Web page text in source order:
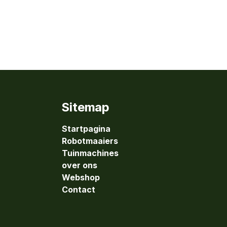
Sitemap
Startpagina
Robotmaaiers
Tuinmachines
over ons
Webshop
Contact